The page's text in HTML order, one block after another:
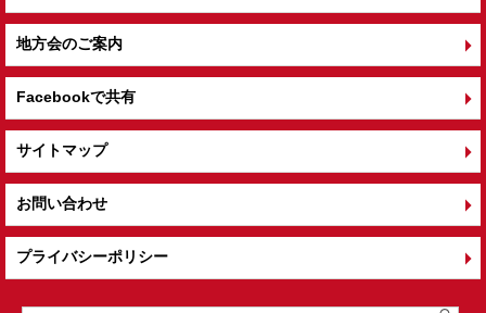
地方会のご案内
Facebookで共有
サイトマップ
お問い合わせ
プライバシーポリシー